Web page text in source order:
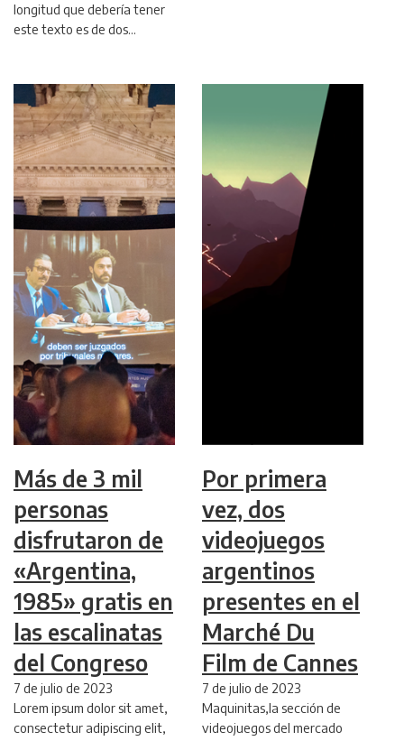
longitud que debería tener
este texto es de dos…
Más de 3 mil
personas
disfrutaron de
«Argentina,
1985» gratis en
las escalinatas
del Congreso
7 de julio de 2023
Lorem ipsum dolor sit amet,
consectetur adipiscing elit,
Por primera
vez, dos
videojuegos
argentinos
presentes en el
Marché Du
Film de Cannes
7 de julio de 2023
Maquinitas,la sección de
videojuegos del mercado